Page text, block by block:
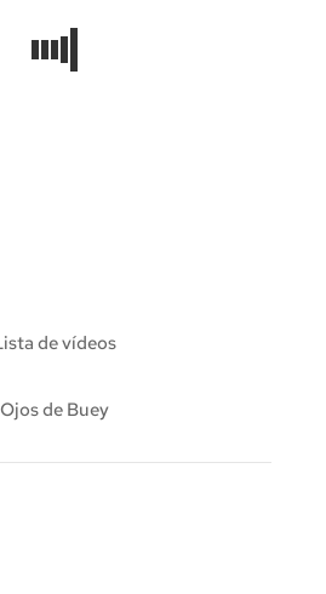
de vídeos
Ojos de Buey